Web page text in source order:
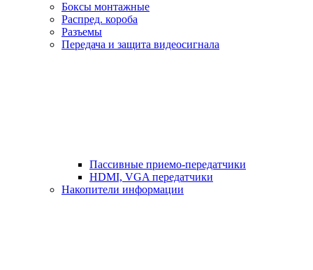
Боксы монтажные
Распред. короба
Разъемы
Передача и защита видеосигнала
Пассивные приемо-передатчики
HDMI, VGA передатчики
Накопители информации